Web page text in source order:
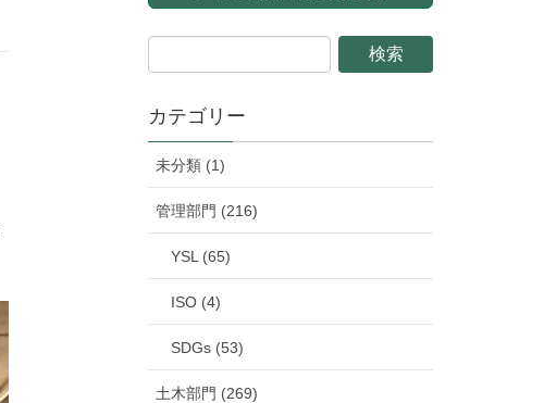
カテゴリー
未分類 (1)
管理部門 (216)
YSL (65)
ISO (4)
SDGs (53)
土木部門 (269)